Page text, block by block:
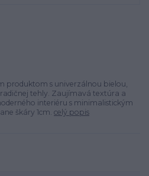
produktom s univerzálnou bielou,
tehly. Zaujímavá textúra a
interiéru s minimalistickým
škáry 1cm. celý popis